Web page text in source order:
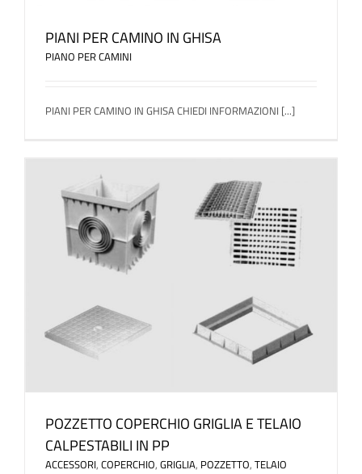
PIANI PER CAMINO IN GHISA
PIANO PER CAMINI
PIANI PER CAMINO IN GHISA CHIEDI INFORMAZIONI [...]
POZZETTO COPERCHIO GRIGLIA E TELAIO
CALPESTABILI IN PP
ACCESSORI, COPERCHIO, GRIGLIA, POZZETTO, TELAIO